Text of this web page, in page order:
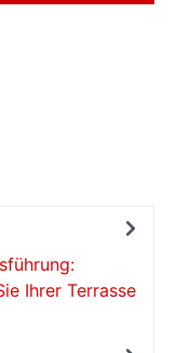
Ihrer Terrasse